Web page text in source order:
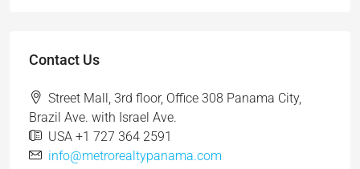
Contact Us
Street Mall, 3rd floor, Office 308 Panama City,
Brazil Ave. with Israel Ave.
USA +1 727 364 2591
info@metrorealtypanama.com